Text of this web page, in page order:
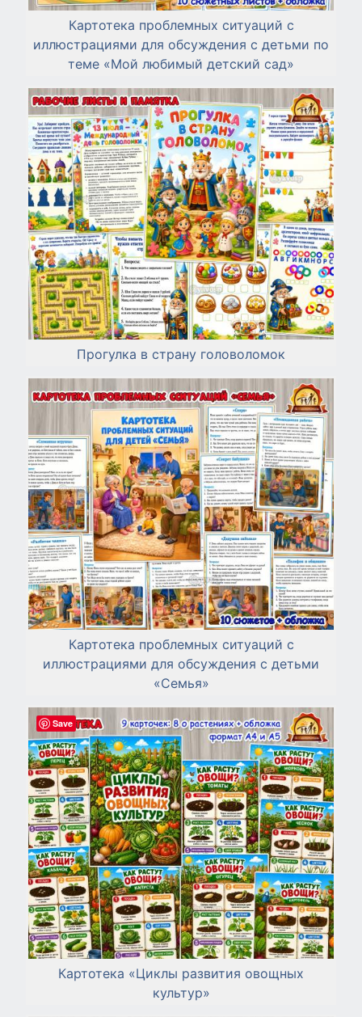
Картотека проблемных ситуаций с
иллюстрациями для обсуждения с детьми по
теме «Мой любимый детский сад»
Прогулка в страну головоломок
Картотека проблемных ситуаций с
иллюстрациями для обсуждения с детьми
«Семья»
Картотека «Циклы развития овощных
культур»
Save